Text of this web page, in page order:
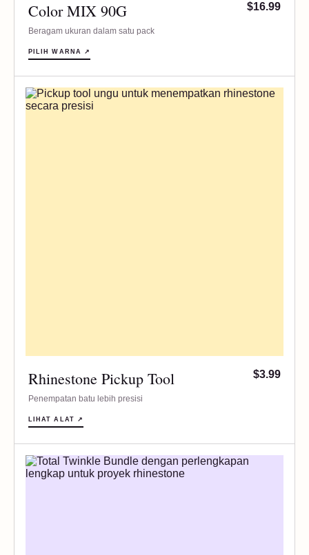
Color MIX 90G
Beragam ukuran dalam satu pack
$16.99
PILIH WARNA ↗
Rhinestone Pickup Tool
Penempatan batu lebih presisi
$3.99
LIHAT ALAT ↗